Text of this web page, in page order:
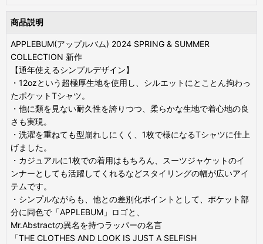
商品説明
APPLEBUM(アップルバム) 2024 SPRING & SUMMER
COLLECTION 新作
【通年使えるシンプルデザイン】
・12ozという超極厚生地を使用し、シルエットにとことん拘わっ
たポケットTシャツ。
・他に類を見ない耐久性を誇りつつ、柔らかな生地で着心地の良
さも実現。
・洗濯を重ねても型崩れしにくく、1枚で様になるTシャツに仕上
げました。
・カジュアルに1枚での着用はもちろん、スーツジャケットのイ
ンナーとしても活躍してくれるなどスタイリングの幅が広いアイ
テムです。
・シンプルながらも、他との差別化ポイントとして、ポケット部
分に同色で「APPLEBUM」ロゴと、
Mr.Abstractの異名を持つラッパーの名言
「THE CLOTHES AND LOOK IS JUST A SELFISH